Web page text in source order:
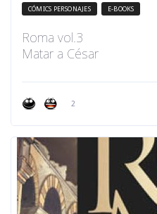
CÓMICS PERSONAJES E-BOOKS
Roma vol.3
Matar a César
2